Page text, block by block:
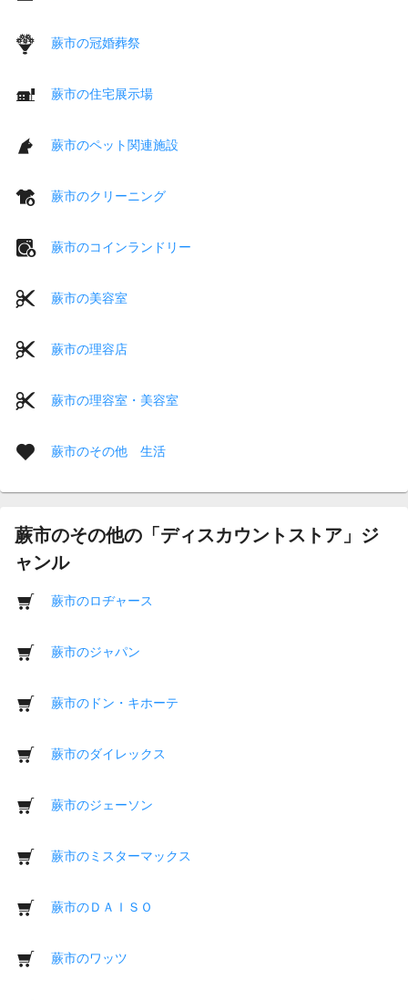
蕨市の冠婚葬祭
蕨市の住宅展示場
蕨市のペット関連施設
蕨市のクリーニング
蕨市のコインランドリー
蕨市の美容室
蕨市の理容店
蕨市の理容室・美容室
蕨市のその他 生活
蕨市のその他の「ディスカウントストア」ジ
ャンル
蕨市のロヂャース
蕨市のジャパン
蕨市のドン・キホーテ
蕨市のダイレックス
蕨市のジェーソン
蕨市のミスターマックス
蕨市のＤＡＩＳＯ
蕨市のワッツ